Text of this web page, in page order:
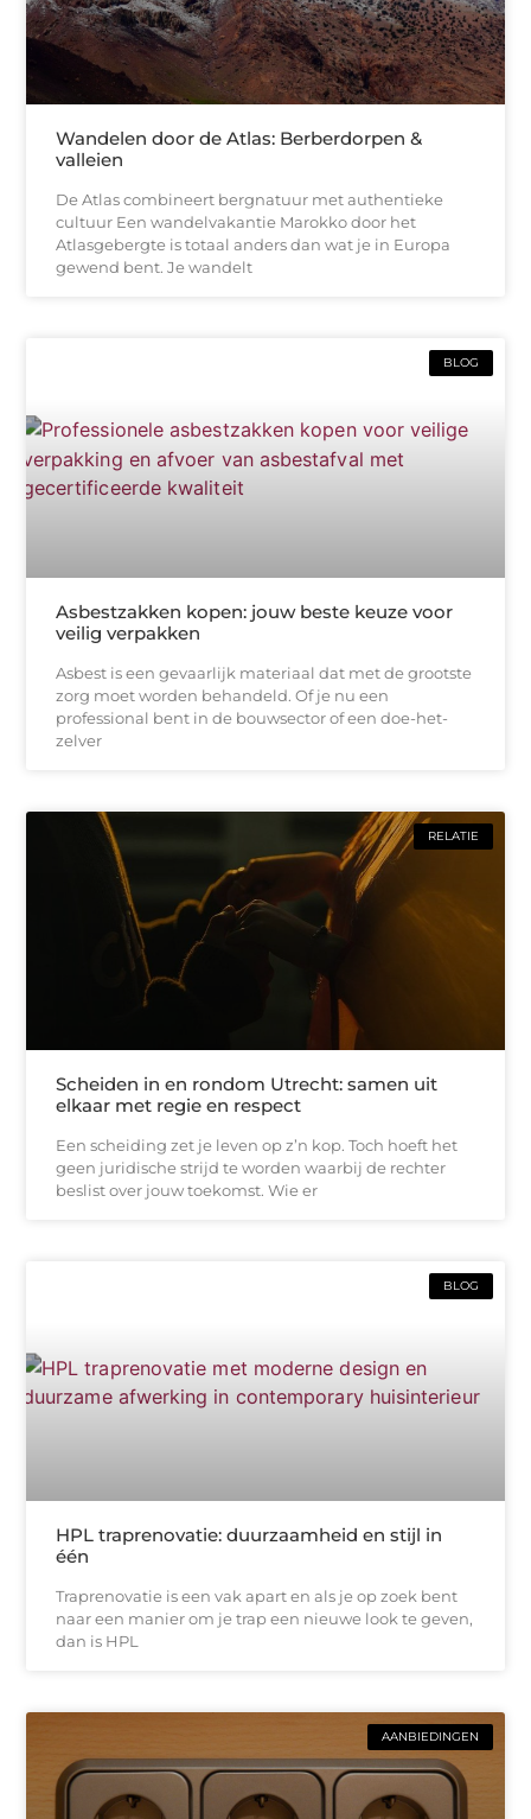
Wandelen door de Atlas: Berberdorpen &
valleien
De Atlas combineert bergnatuur met authentieke
cultuur Een wandelvakantie Marokko door het
Atlasgebergte is totaal anders dan wat je in Europa
gewend bent. Je wandelt
BLOG
Asbestzakken kopen: jouw beste keuze voor
veilig verpakken
Asbest is een gevaarlijk materiaal dat met de grootste
zorg moet worden behandeld. Of je nu een
professional bent in de bouwsector of een doe-het-
zelver
RELATIE
Scheiden in en rondom Utrecht: samen uit
elkaar met regie en respect
Een scheiding zet je leven op z’n kop. Toch hoeft het
geen juridische strijd te worden waarbij de rechter
beslist over jouw toekomst. Wie er
BLOG
HPL traprenovatie: duurzaamheid en stijl in
één
Traprenovatie is een vak apart en als je op zoek bent
naar een manier om je trap een nieuwe look te geven,
dan is HPL
AANBIEDINGEN